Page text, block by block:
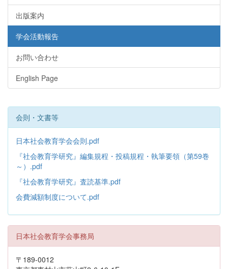
出版案内
学会活動報告
お問い合わせ
English Page
会則・文書等
日本社会教育学会会則.pdf
『社会教育学研究』編集規程・投稿規程・執筆要領（第59巻
～）.pdf
『社会教育学研究』査読基準.pdf
会費減額制度について.pdf
日本社会教育学会事務局
〒189-0012